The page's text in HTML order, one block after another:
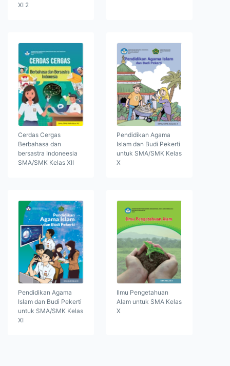
XI 2
Cerdas Cergas
Berbahasa dan
bersastra Indoneesia
SMA/SMK Kelas XII
Pendidikan Agama
Islam dan Budi Pekerti
untuk SMA/SMK Kelas
X
Pendidikan Agama
Islam dan Budi Pekerti
untuk SMA/SMK Kelas
XI
Ilmu Pengetahuan
Alam untuk SMA Kelas
X